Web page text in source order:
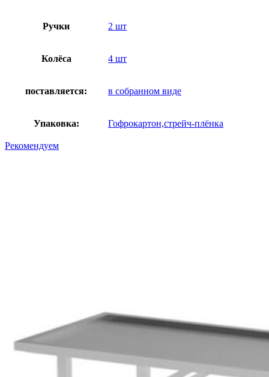
Ручки 2 шт
Колёса 4 шт
поставляется: в собранном виде
Упаковка: Гофрокартон,стрейч-плёнка
Рекомендуем